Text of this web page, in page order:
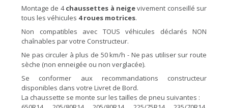
Montage de 4chaussettes à neigevivement conseillé sur
tous les véhicules 4 roues motrices.
Non compatibles avec TOUS véhicules déclarés NON
chaînables par votre Constructeur.
Ne pas circuler à plus de 50 km/h - Ne pas utiliser sur route
sèche (non enneigée ou non verglacée).
Se conformer aux recommandations constructeur
disponibles dans votre Livret de Bord.
La chaussette se monte sur les tailles de pneu suivantes :